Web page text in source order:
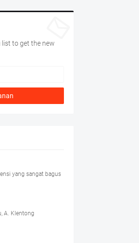
to get the new
yang sangat bagus
A. Klentong